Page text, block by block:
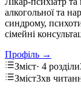
алкогольної та
синдрому,
сімейні
Профіль →
Зміст· 4 розділи
Зміст3хв